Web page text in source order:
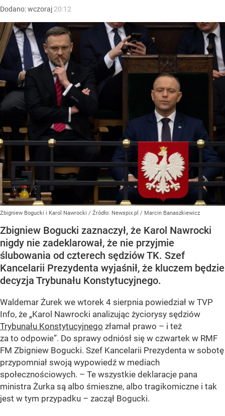
Dodano:wczoraj 20:12
Zbigniew Bogucki i Karol Nawrocki / Źródło: Newspix.pl / Marcin Banaszkiewicz
Zbigniew Bogucki zaznaczył, że Karol Nawrocki
nigdy nie zadeklarował, że nie przyjmie
ślubowania od czterech sędziów TK. Szef
Kancelarii Prezydenta wyjaśnił, że kluczem będzie
decyzja Trybunału Konstytucyjnego.
Waldemar Żurek we wtorek 4 sierpnia powiedział w TVP
Info, że „Karol Nawrocki analizując życiorysy sędziów
Trybunału Konstytucyjnego złamał prawo – i też
za to odpowie”. Do sprawy odniósł się w czwartek w RMF
FM Zbigniew Bogucki. Szef Kancelarii Prezydenta w sobotę
przypomniał swoją wypowiedź w mediach
społecznościowych. – Te wszystkie deklaracje pana
ministra Żurka są albo śmieszne, albo tragikomiczne i tak
jest w tym przypadku – zaczął Bogucki.